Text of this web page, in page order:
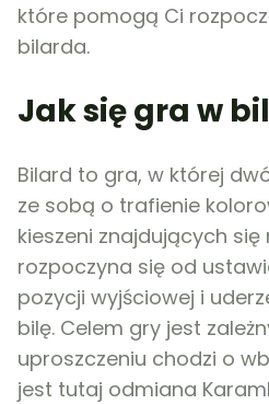
które pomogą Ci
bilarda.
Jak się gra w
Bilard to gra, w której
ze sobą o trafienie
kieszeni znajdujących się
rozpoczyna się od
pozycji wyjściowej i
bilę. Celem gry jest
uproszczeniu chodzi o
jest tutaj odmiana